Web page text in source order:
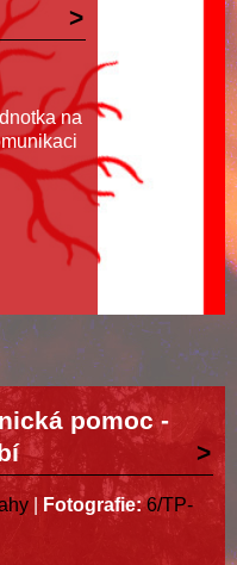
na
pomoc -
Fotografie: 6/TP-